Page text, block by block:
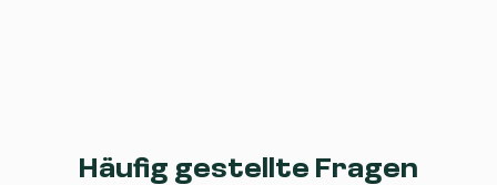
Häufig gestellte Fragen